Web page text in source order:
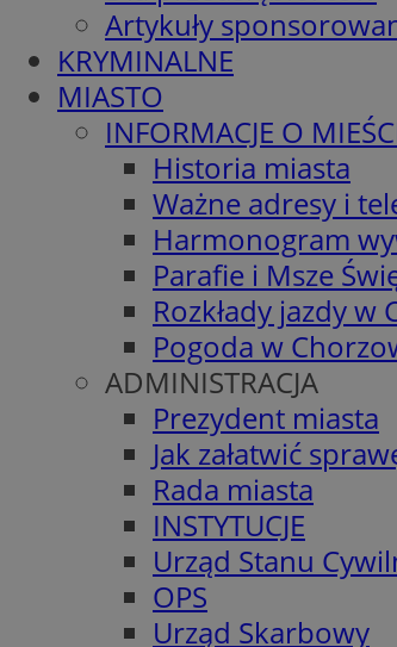
Artykuły
KRYMINALNE
MIASTO
INFORMACJE O
Historia miasta
Ważne adresy i
Harmonogram
Parafie i Msze
Rozkłady jazdy w
Pogoda w
ADMINISTRACJA
Prezydent miasta
Jak załatwić
Rada miasta
INSTYTUCJE
Urząd Stanu
OPS
Urząd Skarbowy